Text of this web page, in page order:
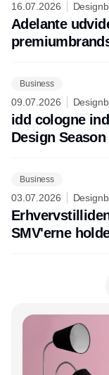
16.07.2026
Adelante
Business
09.07.2026
idd cologne
Design
Business
03.07.2026
SMV'erne